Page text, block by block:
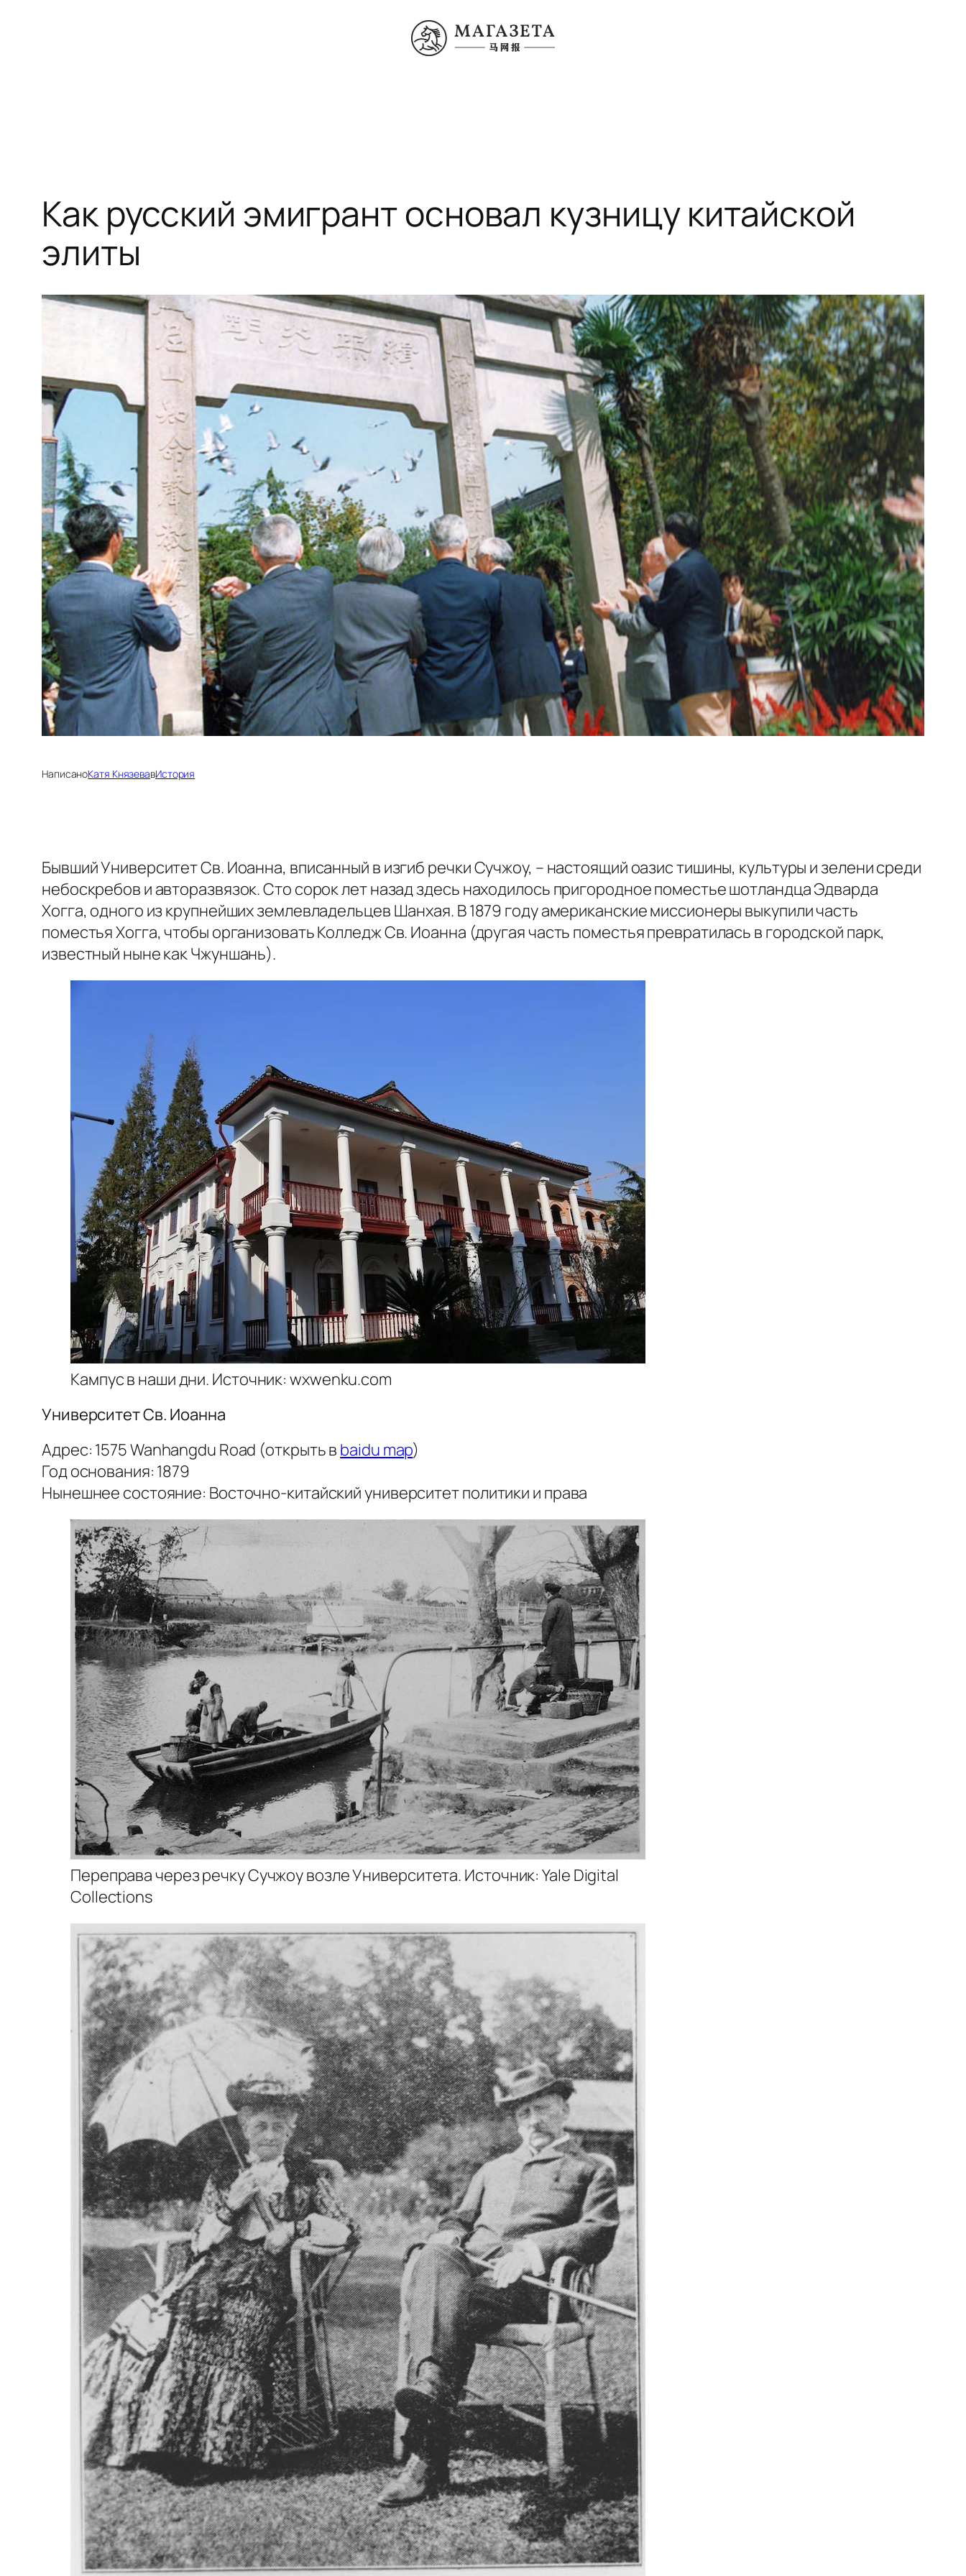
Как русский эмигрант основал кузницу китайской
элиты
НаписаноКатя КнязевавИстория
Бывший Университет Св. Иоанна, вписанный в изгиб речки Сучжоу, – настоящий оазис тишины, культуры и зелени среди
небоскребов и авторазвязок. Сто сорок лет назад здесь находилось пригородное поместье шотландца Эдварда
Хогга, одного из крупнейших землевладельцев Шанхая. В 1879 году американские миссионеры выкупили часть
поместья Хогга, чтобы организовать Колледж Св. Иоанна (другая часть поместья превратилась в городской парк,
известный ныне как Чжуншань).
Кампус в наши дни. Источник: wxwenku.com
Университет Св. Иоанна
Адрес: 1575 Wanhangdu Road (открыть в baidu map)
Год основания: 1879
Нынешнее состояние: Восточно-китайский университет политики и права
Переправа через речку Сучжоу возле Университета. Источник: Yale Digital
Collections